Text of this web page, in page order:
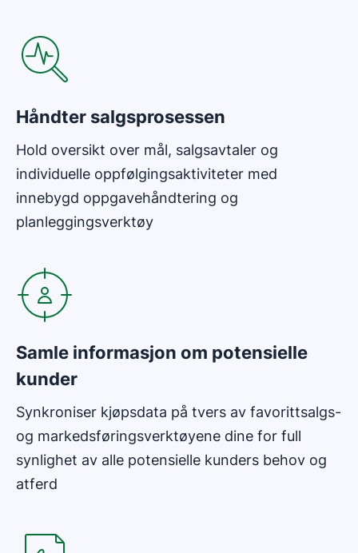
Håndter salgsprosessen
Hold oversikt over mål, salgsavtaler og
individuelle oppfølgingsaktiviteter med
innebygd oppgavehåndtering og
planleggingsverktøy
Samle informasjon om potensielle
kunder
Synkroniser kjøpsdata på tvers av favorittsalgs-
og markedsføringsverktøyene dine for full
synlighet av alle potensielle kunders behov og
atferd